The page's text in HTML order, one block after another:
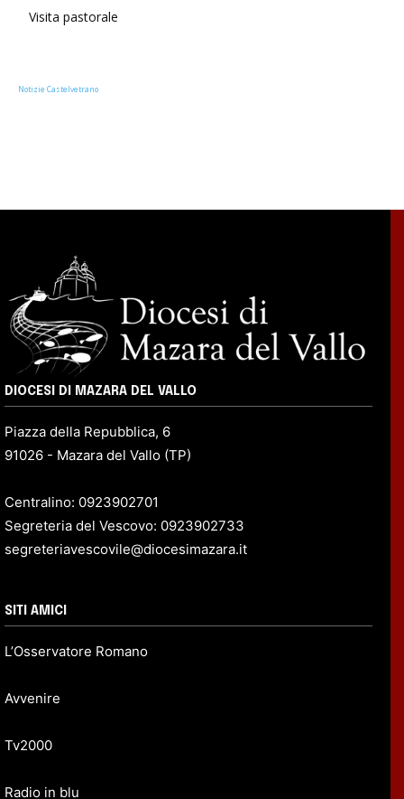
Visita pastorale
Notizie Castelvetrano
DIOCESI DI MAZARA DEL VALLO
Piazza della Repubblica, 6
91026 - Mazara del Vallo (TP)
Centralino: 0923902701
Segreteria del Vescovo: 0923902733
segreteriavescovile@diocesimazara.it
SITI AMICI
L’Osservatore Romano
Avvenire
Tv2000
Radio in blu